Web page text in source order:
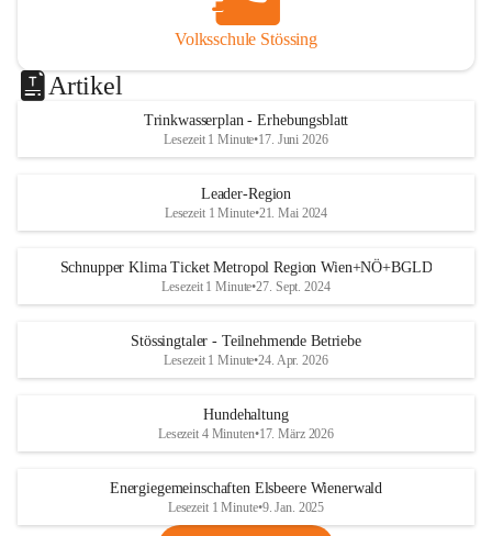
Volksschule Stössing
Artikel
Trinkwasserplan - Erhebungsblatt
Lesezeit 1 Minute•17. Juni 2026
Leader-Region
Lesezeit 1 Minute•21. Mai 2024
Schnupper Klima Ticket Metropol Region Wien+NÖ+BGLD
Lesezeit 1 Minute•27. Sept. 2024
Stössingtaler - Teilnehmende Betriebe
Lesezeit 1 Minute•24. Apr. 2026
Hundehaltung
Lesezeit 4 Minuten•17. März 2026
Energiegemeinschaften Elsbeere Wienerwald
Lesezeit 1 Minute•9. Jan. 2025